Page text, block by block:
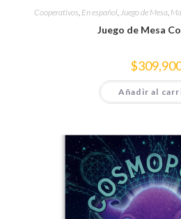
Cooperativos, En español,Juego de Mesa,
Juego de Mesa
$
Añadir al